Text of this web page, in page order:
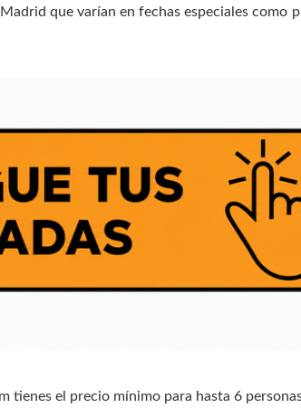
que varían en fechas especiales como
tienes el precio mínimo para hasta 6